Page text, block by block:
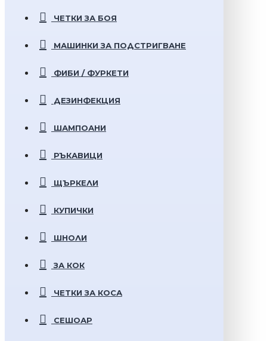
ЧЕТКИ ЗА БОЯ
МАШИНКИ ЗА ПОДСТРИГВАНЕ
ФИБИ / ФУРКЕТИ
ДЕЗИНФЕКЦИЯ
ШАМПОАНИ
РЪКАВИЦИ
ЩЪРКЕЛИ
КУПИЧКИ
ШНОЛИ
ЗА КОК
ЧЕТКИ ЗА КОСА
СЕШОАР